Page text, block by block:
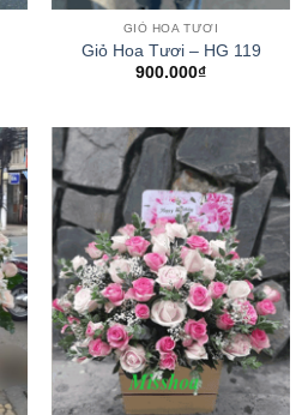
GIỎ HOA TƯƠI
Giỏ Hoa Tươi – HG 119
900.000₫